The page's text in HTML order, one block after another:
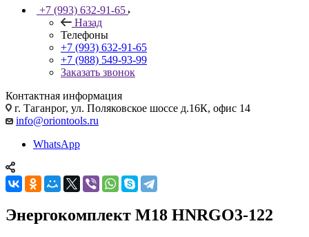
+7 (993) 632-91-65
Назад
Телефоны
+7 (993) 632-91-65
+7 (988) 549-93-99
Заказать звонок
Контактная информация
г. Таганрог, ул. Поляковское шоссе д.16К, офис 14
info@oriontools.ru
WhatsApp
Энергокомплект M18 HNRGO3-122